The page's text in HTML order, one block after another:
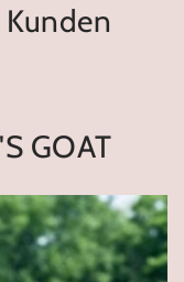
Kunden
GOAT